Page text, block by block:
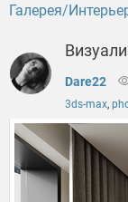
Галерея
Dare22
3ds-max,